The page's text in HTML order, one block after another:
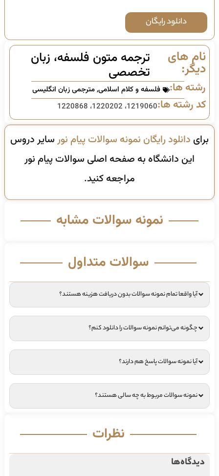
دانلود رایگان
نام های
دیگر:
ترجمه متون فلسفه، زبان
تخصصی
رشته ها: فلسفه و کلام اسلامی,مترجمی زبان انگلیسی
کد رشته ها:1219060، 1220202، 1220868
برای دانلود رایگان نمونه سوالات پیام نورسایر دروس
این دانشگاه به صفحه اصلی سوالات پیام نور
مراجعه کنید.
نمونه سوالات مشابه
سوالات متداول
آیا واقعا تمام نمونه سوالات بدون دریافت هزینه هستند؟
چگونه می‌توانم نمونه سوالات را دانلود کنم؟
آیا نمونه سوالات پاسخ هم دارند؟
نمونه سوالات مربوط به چه سالی هستند؟
نظرات
دیدگاه‌ها